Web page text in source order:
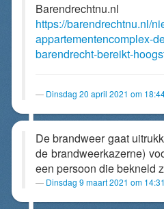
Barendrechtnu.nl
https://barendrechtnu.nl/
appartementencomplex-
barendrecht-bereikt-
Dinsdag 20 april 2021 om
De brandweer gaat
de brandweerkazerne)
een persoon die bekneld
Dinsdag 9 maart 2021 om